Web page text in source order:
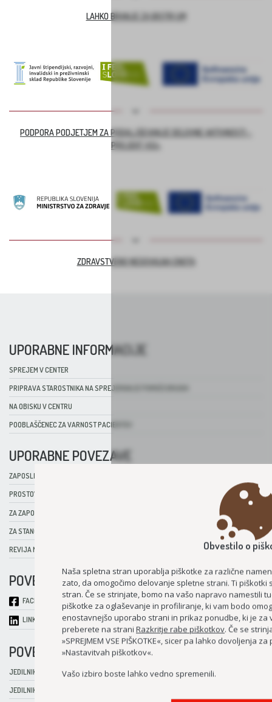
LAHKO BRANJE ZA BISTRI UM
PODPORA PODJETJEM ZA PODALJŠEVANJE DELOVNE AKTIVNOSTI –
PROJEKT ASI+
ZDRAVSTVENO NEGOVALNA ENOTA
UPORABNE INFORMACIJE
SPREJEM V CENTER
PRIPRAVA STAROSTNIKA NA SPREJEMANJE POMOČI DRUGIH
NA OBISKU V CENTRU
POOBLAŠČENEC ZA VARNOST PACIENTOV
UPORABNE POVEZAVE
ZAPOSLITEV
PROSTOVOLJSTVO
ZA ZAPOSLENE
ZA STANOVALCE
REVIJA NITKE ŽIVLJENJA
POVEŽIMO SE
FACEBOOK
LINKEDIN
POVEZAVE CENTRA
JEDILNIK – JULIJ 2026
JEDILNIK – AVGUST 2026
Obvestilo o
Naša spletna stran uporablja piškotke za različne
zato, da omogočimo delovanje spletne strani. Ti
stran. Če se strinjate, bomo na vašo napravo namestili
piškotke za oglaševanje in profiliranje, ki vam bodo
enostavnejšo uporabo strani in prikaz ponudbe, ki je za
preberete na strani Razkritje rabe piškotkov. Če se
»SPREJMEM VSE PIŠKOTKE«, sicer pa lahko dovoljenja
»Nastavitvah piškotkov«.
Vašo izbiro boste lahko vedno spremenili.